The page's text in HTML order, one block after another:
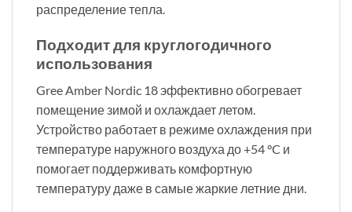
распределение тепла.
Подходит для круглогодичного
использования
Gree Amber Nordic 18 эффективно обогревает
помещение зимой и охлаждает летом.
Устройство работает в режиме охлаждения при
температуре наружного воздуха до +54 °C и
помогает поддерживать комфортную
температуру даже в самые жаркие летние дни.